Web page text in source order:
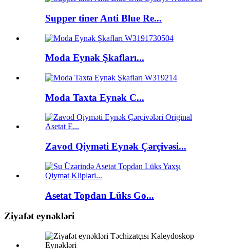
Supper tiner Anti Blue Re...
Moda Eynək Şkafları...
Moda Taxta Eynək C...
Zavod Qiyməti Eynək Çərçivəsi...
Asetat Topdan Lüks Go...
Ziyafət eynəkləri